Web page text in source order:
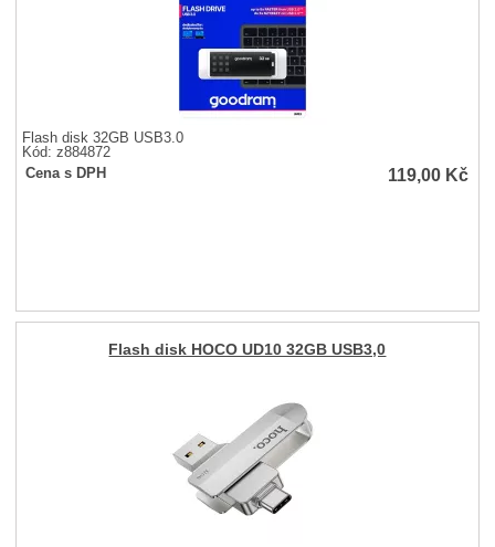
Flash disk 32GB USB3.0
Kód: z884872
Cena s DPH
119,00 Kč
Flash disk HOCO UD10 32GB USB3,0